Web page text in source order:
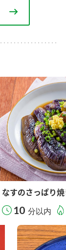
なすのさっぱり
10 分以内